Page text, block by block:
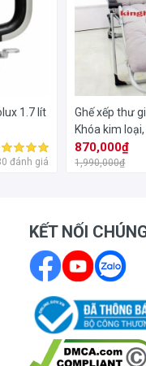
1.7 lít
đánh giá
Ghế xếp thư
Khóa kim
870,000₫
1,990,000₫
KẾT NỐI